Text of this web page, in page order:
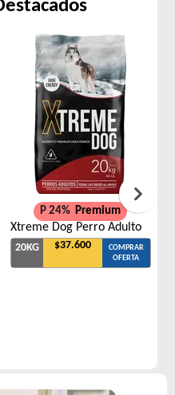
P 24% Premium
Xtreme Dog Perro Adulto
20KG $37.600
COMPRAR
OFERTA